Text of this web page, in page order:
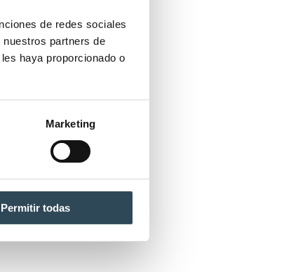
de redes sociales
partners de
haya proporcionado o
Marketing
Permitir todas